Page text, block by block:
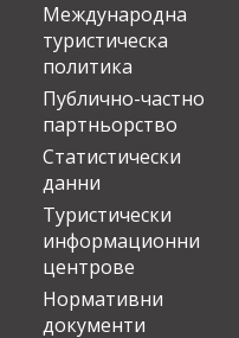
Международна
туристическа
политика
Публично-частно
партньорство
Статистически
данни
Туристически
информационни
центрове
Нормативни
документи